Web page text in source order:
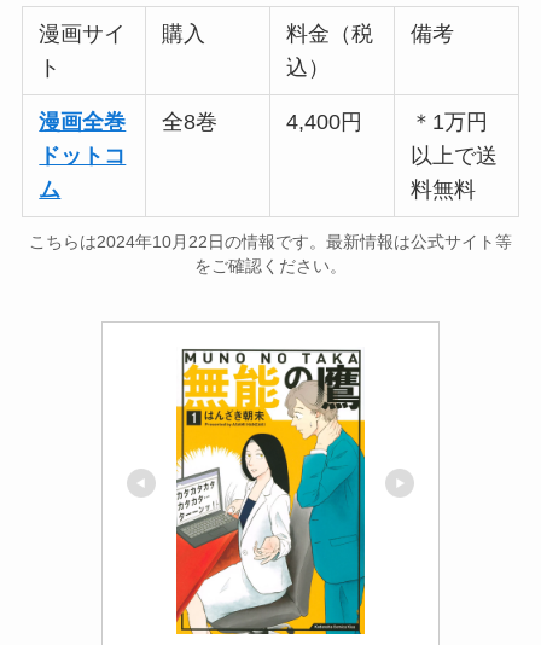
漫画サイ
ト
購入
料金（税
込）
備考
漫画全巻
ドットコ
ム
全8巻 4,400円
＊1万円
以上で送
料無料
こちらは2024年10月22日の情報です。最新情報は公式サイト等
をご確認ください。